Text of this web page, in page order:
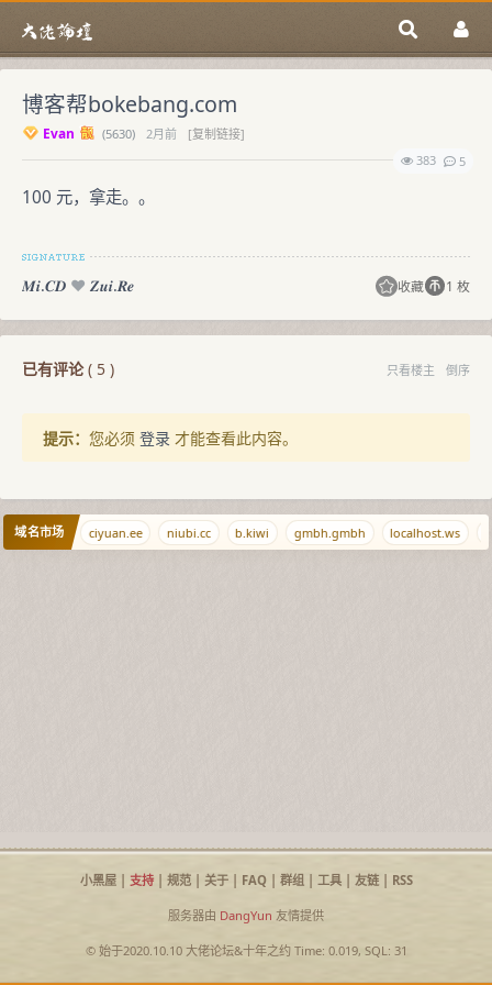
博客帮bokebang.com
Evan (5630) 2月前
[复制链接]
383
5
100 元，拿走。。
𝑴𝒊.𝑪𝑫 ♥️ 𝒁𝒖𝒊.𝑹𝒆 收藏 1 枚
已有评论( 5 ) 只看楼主 倒序
提示： 您必须 登录 才能查看此内容。
域名市场 ciyuan.ee niubi.cc b.kiwi gmbh.gmbh localhost.ws
小黑屋| 支持| 规范| 关于| FAQ| 群组| 工具| 友链| RSS
服务器由 DangYun 友情提供
© 始于2020.10.10 大佬论坛&十年之约Time: 0.019, SQL: 31